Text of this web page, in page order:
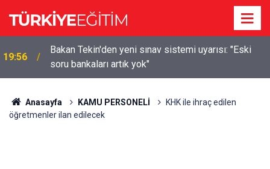
19:56
Bakan Tekin'den yeni sınav sistemi uyarısı: "Eski
soru bankaları artık yok"
Anasayfa KAMU PERSONELİ
KHK ile ihraç edilen
öğretmenler ilan edilecek